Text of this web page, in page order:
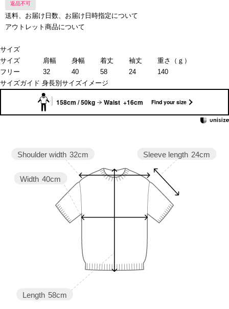
返品不可
送料、お届け日数、お届け日時指定について
アウトレット商品について
サイズ
サイズ
肩幅 身幅 着丈 袖丈
重さ（ｇ）
フリー
32 40 58 24
140
サイズガイド 身長別サイズイメージ
158cm / 50kg Waist +16cm Find your size
Sleeve length 24cm
Length 58cm
Width 40cm
Shoulder width 32cm